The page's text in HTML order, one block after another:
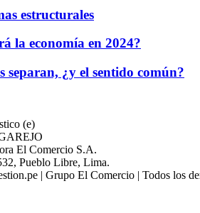
estructurales
la economía en 2024?
separan, ¿y el sentido común?
(e)
El Comercio S.A.
Pueblo Libre, Lima.
| Grupo El Comercio | Todos los